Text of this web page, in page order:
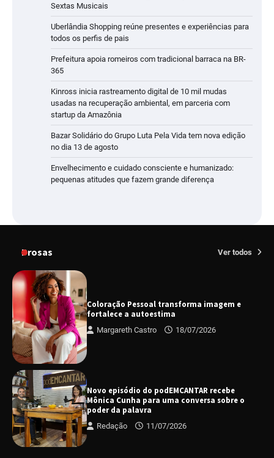
Sextas Musicais
Uberlândia Shopping reúne presentes e experiências para
todos os perfis de pais
Prefeitura apoia romeiros com tradicional barraca na BR-
365
Kinross inicia rastreamento digital de 10 mil mudas
usadas na recuperação ambiental, em parceria com
startup da Amazônia
Bazar Solidário do Grupo Luta Pela Vida tem nova edição
no dia 13 de agosto
Envelhecimento e cuidado consciente e humanizado:
pequenas atitudes que fazem grande diferença
Prosas Ver todos
Coloração Pessoal transforma imagem e
fortalece a autoestima
Margareth Castro 18/07/2026
Novo episódio do podEMCANTAR recebe
Mônica Cunha para uma conversa sobre o
poder da palavra
Redação 11/07/2026